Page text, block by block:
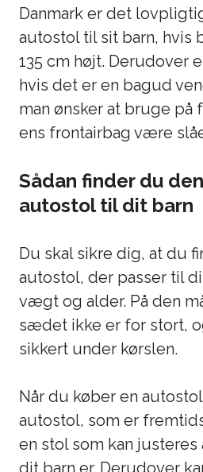
Danmark er det
autostol til sit barn, hvis
135 cm højt. Derudover
hvis det er en bagud
man ønsker at bruge på
ens frontairbag være
Sådan finder du
autostol til dit barn
Du skal sikre dig, at du
autostol, der passer til
vægt og alder. På den
sædet ikke er for stort,
sikkert under kørslen.
Når du køber en
autostol, som er
en stol som kan
dit barn er. Derudover